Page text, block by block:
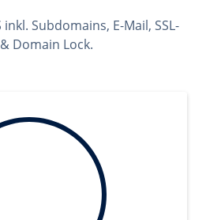
Subdomains, E-Mail, SSL-
Domain Lock.